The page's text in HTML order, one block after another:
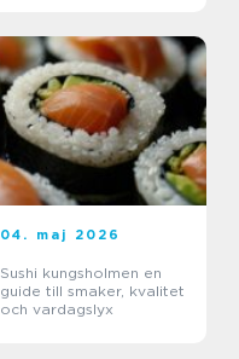
04. maj 2026
Sushi kungsholmen en
guide till smaker, kvalitet
och vardagslyx